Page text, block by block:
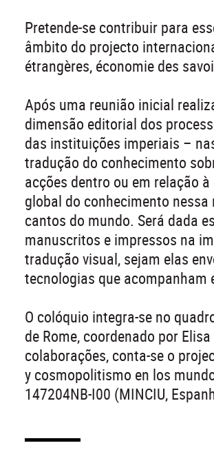
Pretende-se contribuir para
âmbito do projecto
étrangères, économie des
Após uma reunião inicial
dimensão editorial dos
das instituições imperiais –
tradução do conhecimento
acções dentro ou em relação
global do conhecimento
cantos do mundo. Será dada
manuscritos e impressos na
tradução visual, sejam elas
tecnologias que acompanham
O colóquio integra-se no
de Rome, coordenado por
colaborações, conta-se o
y cosmopolitismo en los
147204NB-I00 (MINCIU,